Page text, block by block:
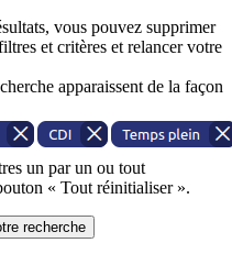
vous pouvez supprimer
et critères et relancer votre
apparaissent de la façon
un par un ou tout
« Tout réinitialiser ».
recherche